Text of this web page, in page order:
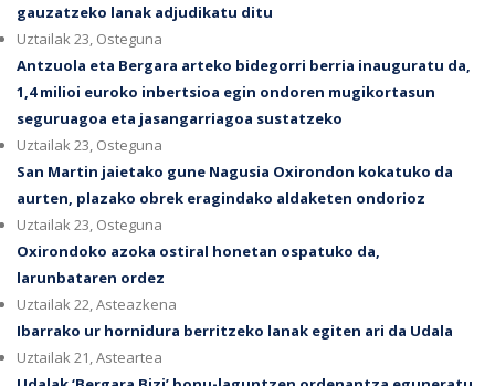
gauzatzeko lanak adjudikatu ditu
Uztailak 23, Osteguna
Antzuola eta Bergara arteko bidegorri berria inauguratu da,
1,4 milioi euroko inbertsioa egin ondoren mugikortasun
seguruagoa eta jasangarriagoa sustatzeko
Uztailak 23, Osteguna
San Martin jaietako gune Nagusia Oxirondon kokatuko da
aurten, plazako obrek eragindako aldaketen ondorioz
Uztailak 23, Osteguna
Oxirondoko azoka ostiral honetan ospatuko da,
larunbataren ordez
Uztailak 22, Asteazkena
Ibarrako ur hornidura berritzeko lanak egiten ari da Udala
Uztailak 21, Asteartea